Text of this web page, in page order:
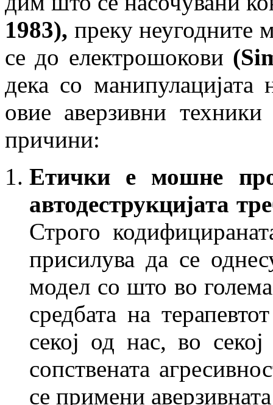
1983), преку неугодните
сe до електрошокови
дека со
овие аверзивни
причини:
Етички е мошне
автодеструкцијата
Строго
присилува да се
модел со што во
средбата на
секој од нас, во
сопствената
се примени